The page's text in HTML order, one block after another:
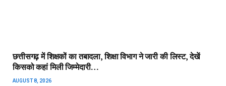
छत्तीसगढ़ में शिक्षकों का तबादला, शिक्षा विभाग ने जारी की लिस्ट, देखें
किसको कहां मिली जिम्मेदारी…
AUGUST 8, 2026